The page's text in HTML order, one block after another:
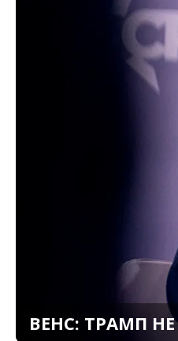
ВЕНС: ТРАМП